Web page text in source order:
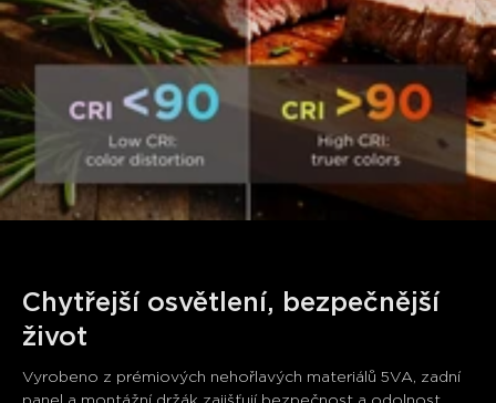
Chytřejší osvětlení, bezpečnější
život
Vyrobeno z prémiových nehořlavých materiálů 5VA, zadní